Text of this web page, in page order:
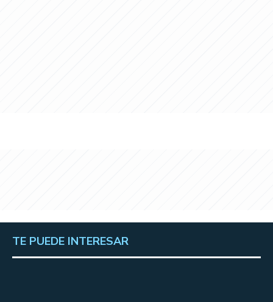
TE PUEDE INTERESAR